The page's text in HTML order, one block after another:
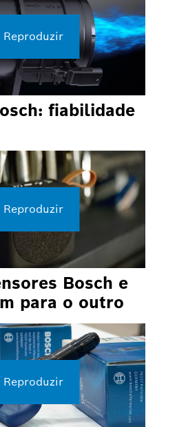
Reproduzir
fiabilidade
Reproduzir
Bosch e
para o outro
Reproduzir